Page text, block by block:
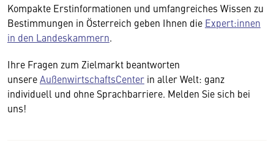
Kompakte Erstinformationen und umfangreiches Wissen zu
Bestimmungen in Österreich geben Ihnen die Expert:innen
in den Landeskammern.
Ihre Fragen zum Zielmarkt beantworten
unsereAußenwirtschaftsCenter in aller Welt: ganz
individuell und ohne Sprachbarriere. Melden Sie sich bei
uns!